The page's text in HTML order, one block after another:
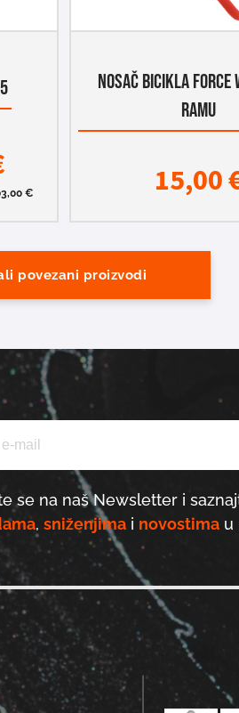
€
NOSAČ BICIKLA
RAMU
15,00
povezani proizvodi
se na naš Newsletter i
, sniženjimai novostimau